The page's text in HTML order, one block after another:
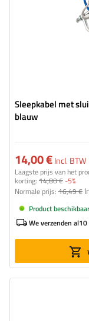
Sleepkabel met
blauw
14,00 €Incl. BTW
Laagste prijs van het
korting: 14,80 €-5%
Normale prijs: 16,49 €
Product
We verzenden al